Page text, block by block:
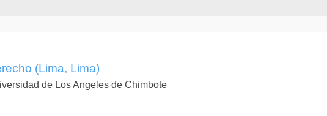
(Lima, Lima)
de Los Angeles de Chimbote